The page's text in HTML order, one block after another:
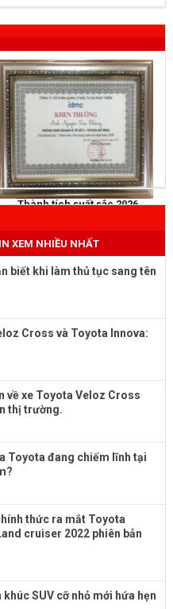
Thành tích suất sắc 2026
XEM NHIỀU NHẤT
biết khi làm thủ tục sang tên
Cross và Toyota Innova:
về xe Toyota Veloz Cross
thị trường.
Toyota đang chiếm lĩnh tại
thức ra mắt Toyota
cruiser 2022 phiên bản
SUV cỡ nhỏ mới hứa hẹn